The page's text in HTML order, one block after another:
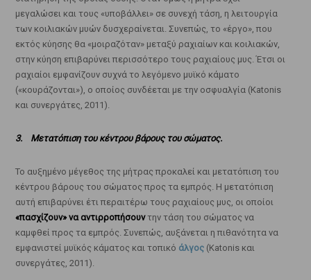
μεγαλώσει και τους «υποβάλλει» σε συνεχή τάση, η λειτουργία
των κοιλιακών μυών δυσχεραίνεται. Συνεπώς, το «έργο», που
εκτός κύησης θα «μοιραζόταν» μεταξύ ραχιαίων και κοιλιακών,
στην κύηση επιβαρύνει περισσότερο τους ραχιαίους μυς. Έτσι οι
ραχιαίοι εμφανίζουν συχνά το λεγόμενο μυϊκό κάματο
(«κουράζονται»), ο οποίος συνδέεται με την οσφυαλγία (Katonis
και συνεργάτες, 2011).
3. Μετατόπιση του κέντρου βάρους του σώματος.
Το αυξημένο μέγεθος της μήτρας προκαλεί και μετατόπιση του
κέντρου βάρους του σώματος προς τα εμπρός. Η μετατόπιση
αυτή επιβαρύνει έτι περαιτέρω τους ραχιαίους μυς, οι οποίοι
«πασχίζουν» να αντιρροπήσουντην τάση του σώματος να
καμφθεί προς τα εμπρός. Συνεπώς, αυξάνεται η πιθανότητα να
εμφανιστεί μυϊκός κάματος και τοπικό άλγος (Katonis και
συνεργάτες, 2011).